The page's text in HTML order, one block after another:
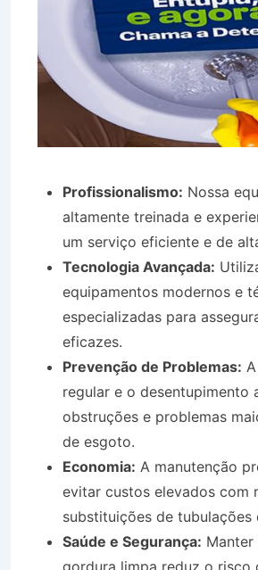
Profissionalismo: Nossa
altamente treinada e
um serviço eficiente e de
Tecnologia Avançada:
equipamentos modernos e
especializadas para
eficazes.
Prevenção de Problemas:
regular e o desentupimento
obstruções e problemas
de esgoto.
Economia: A manutenção
evitar custos elevados com
substituições de tubulações
Saúde e Segurança:
gordura limpa reduz o risco